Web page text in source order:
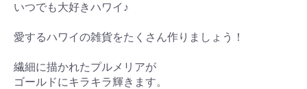
いつでも大好きハワイ♪
愛するハワイの雑貨をたくさん作りましょう！
繊細に描かれたプルメリアが
ゴールドにキラキラ輝きます。